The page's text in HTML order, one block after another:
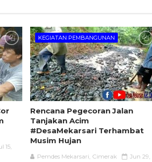
15,
KEGIATAN PEMBANGUNAN
Rencana Pegecoran Jalan
Tanjakan Acim
#DesaMekarsari Terhambat
Musim Hujan
Pemdes Mekarsari, Cimerak
Jun 29,